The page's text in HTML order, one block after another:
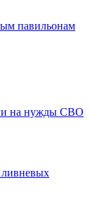
павильонам
на нужды СВО
ливневых